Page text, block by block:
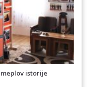
istorije